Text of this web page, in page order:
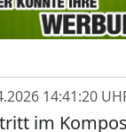
14:41:20
im